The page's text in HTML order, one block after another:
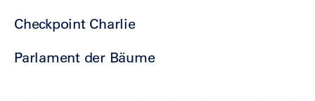
Checkpoint Charlie
Parlament der Bäume